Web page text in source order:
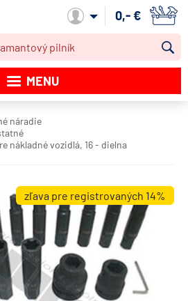
Môj účet
0,- €
MENU
Akcie
Výpredaj
podmienky
podmienky
Kontakt
náradie
nákladné vozidlá, 16 - dielna
zľava pre registrovaných 14%